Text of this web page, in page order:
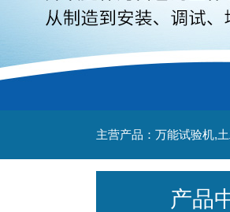
主营产品：万能试验机,
产品